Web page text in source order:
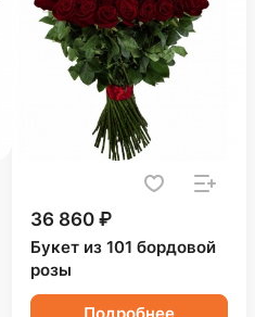
36 860 ₽
Букет из 101 бордовой
розы